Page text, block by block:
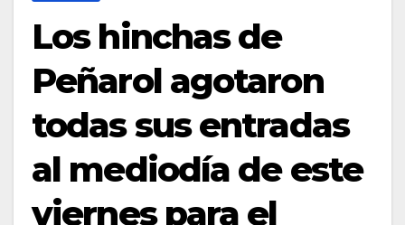
Los hinchas de
Peñarol agotaron
todas sus entradas
al mediodía de este
viernes para el